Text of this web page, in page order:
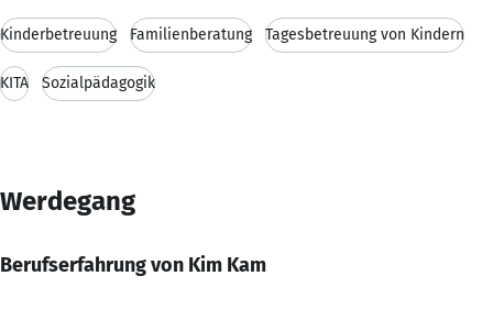
Kinderbetreuung Familienberatung Tagesbetreuung von Kindern
KITA Sozialpädagogik
Werdegang
Berufserfahrung von Kim Kam